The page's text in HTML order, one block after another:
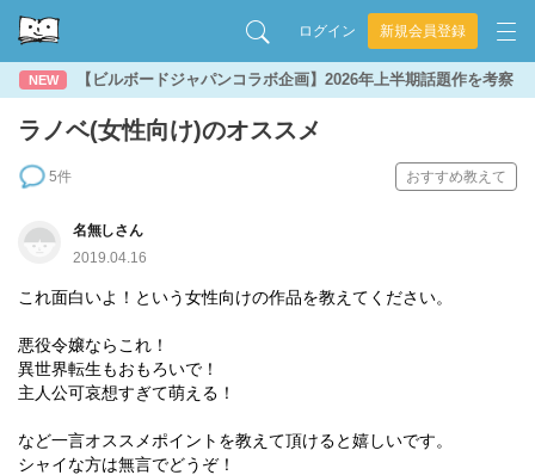
ログイン 新規会員登録
NEW 【ビルボードジャパンコラボ企画】2026年上半期話題作を考察
ラノベ(女性向け)のオススメ
5件 おすすめ教えて
名無しさん
2019.04.16
これ面白いよ！という女性向けの作品を教えてください。
悪役令嬢ならこれ！
異世界転生もおもろいで！
主人公可哀想すぎて萌える！
など一言オススメポイントを教えて頂けると嬉しいです。
シャイな方は無言でどうぞ！